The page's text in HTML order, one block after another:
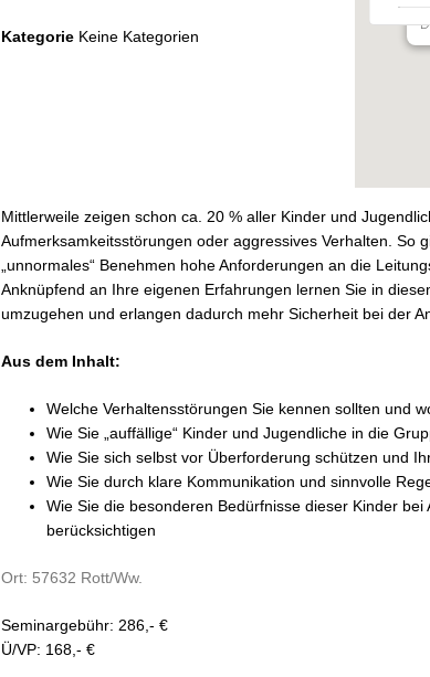
Kategorie Keine Kategorien
Mittlerweile zeigen schon ca. 20 % aller Kinder und
Aufmerksamkeitsstörungen oder aggressives Verhalten. So
„unnormales“ Benehmen hohe Anforderungen an die
Anknüpfend an Ihre eigenen Erfahrungen lernen Sie in
umzugehen und erlangen dadurch mehr Sicherheit bei der
Aus dem Inhalt:
Welche Verhaltensstörungen Sie kennen sollten und
Wie Sie „auffällige“ Kinder und Jugendliche in die
Wie Sie sich selbst vor Überforderung schützen und
Wie Sie durch klare Kommunikation und sinnvolle
Wie Sie die besonderen Bedürfnisse dieser Kinder
berücksichtigen
Ort: 57632 Rott/Ww.
Seminargebühr: 286,- €
Ü/VP: 168,- €